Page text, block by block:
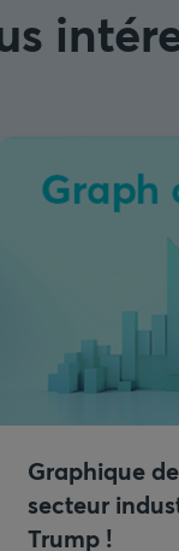
Graphique
secteur
Trump !